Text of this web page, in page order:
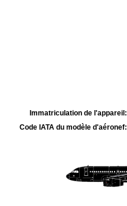
Immatriculation de l'appareil:
Code IATA du modèle d'aéronef: